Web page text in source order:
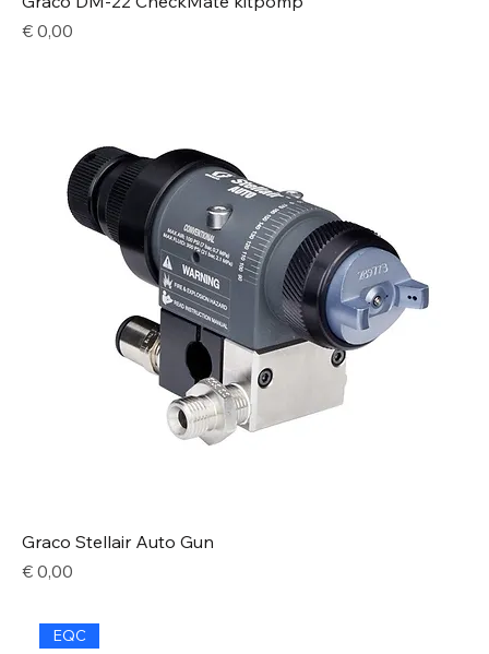
Price
€ 0,00
Graco Stellair Auto Gun
Price
€ 0,00
EQC